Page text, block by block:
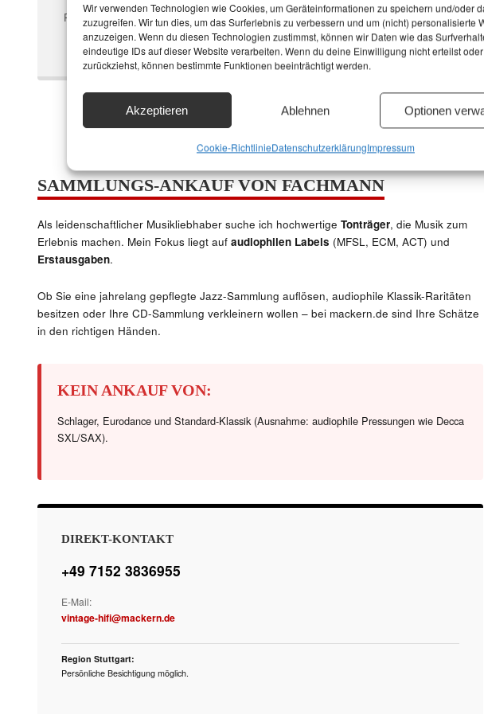
Wir verwenden Technologien wie Cookies, um Geräteinformationen zu speichern und/oder
zuzugreifen. Wir tun dies, um das Surferlebnis zu verbessern und um (nicht) personalisierte
anzuzeigen. Wenn du diesen Technologien zustimmst, können wir Daten wie das
eindeutige IDs auf dieser Website verarbeiten. Wenn du deine Einwilligung nicht erteilst oder
zurückziehst, können bestimmte Funktionen beeinträchtigt werden.
Akzeptieren Ablehnen Optionen
Cookie-RichtlinieDatenschutzerklärungImpressum
Persönliche Abholung vor Ort oder organisierter Versand bei bundesweiten Angeboten.
SAMMLUNGS-ANKAUF VON FACHMANN
Als leidenschaftlicher Musikliebhaber suche ich hochwertige Tonträger, die Musik zum
Erlebnis machen. Mein Fokus liegt auf audiophilen Labels (MFSL, ECM, ACT) und
Erstausgaben.
Ob Sie eine jahrelang gepflegte Jazz-Sammlung auflösen, audiophile Klassik-Raritäten
besitzen oder Ihre CD-Sammlung verkleinern wollen – bei mackern.de sind Ihre Schätze
in den richtigen Händen.
KEIN ANKAUF VON:
Schlager, Eurodance und Standard-Klassik (Ausnahme: audiophile Pressungen wie Decca
SXL/SAX).
DIREKT-KONTAKT
+49 7152 3836955
E-Mail:
vintage-hifi@mackern.de
Region Stuttgart:
Persönliche Besichtigung möglich.